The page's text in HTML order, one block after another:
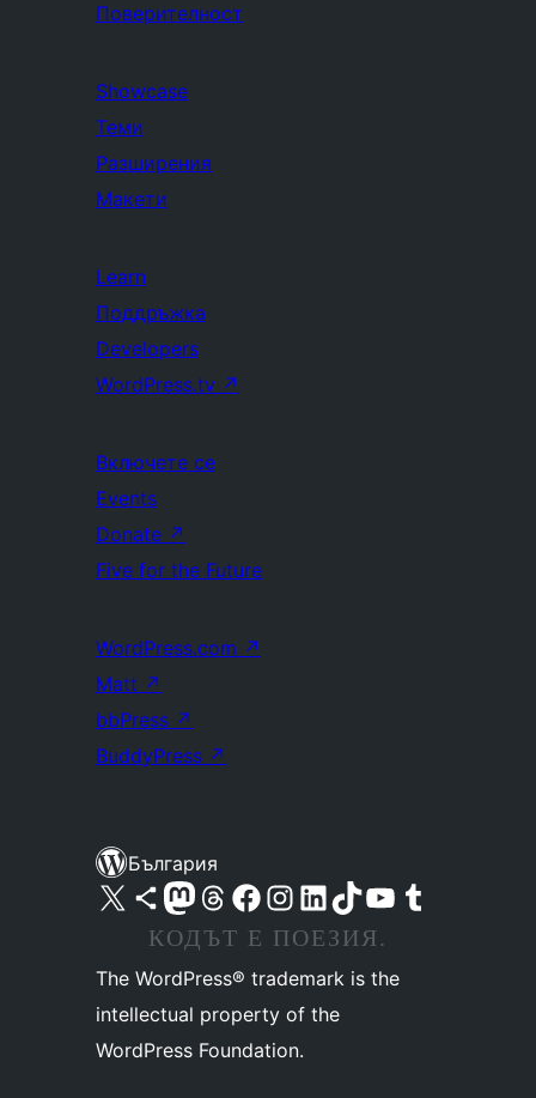
Поверителност
Showcase
Теми
Разширения
Макети
Learn
Поддръжка
Developers
WordPress.tv ↗
Включете се
Events
Donate ↗
Five for the Future
WordPress.com ↗
Matt ↗
bbPress ↗
BuddyPress ↗
България
Visit our X (formerly Twitter) account
Visit our Bluesky account
Visit our Mastodon account
Visit our Threads account
Посетете нашата страница във Facebook
Посетете нашия профил в Instagram
Посетете нашия профил в LinkedIn
Visit our TikTok account
Visit our YouTube channel
Visit our Tumblr account
КОДЪТ Е ПОЕЗИЯ.
The WordPress® trademark is the
intellectual property of the
WordPress Foundation.